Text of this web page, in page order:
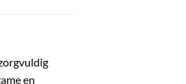
en